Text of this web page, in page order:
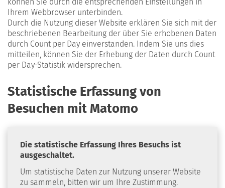
können Sie durch die entsprechenden Einstellungen in
Ihrem Webbrowser unterbinden.
Durch die Nutzung dieser Website erklären Sie sich mit der
beschriebenen Bearbeitung der über Sie erhobenen Daten
durch Count per Day einverstanden. Indem Sie uns dies
mitteilen, können Sie der Erhebung der Daten durch Count
per Day-Statistik widersprechen.
Statistische Erfassung von
Besuchen mit Matomo
Die statistische Erfassung Ihres Besuchs ist
ausgeschaltet.
Um statistische Daten zur Nutzung unserer Website
zu sammeln, bitten wir um Ihre Zustimmung.